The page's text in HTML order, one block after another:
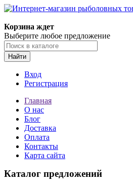
Корзина ждет
Выберите любое предложение
Найти
Вход
Регистрация
Главная
О нас
Блог
Доставка
Оплата
Контакты
Карта сайта
Каталог предложений